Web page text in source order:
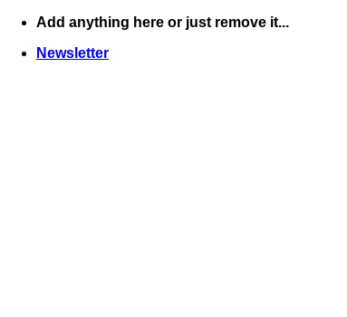
Skip
content
Add anything here or just remove it...
Newsletter